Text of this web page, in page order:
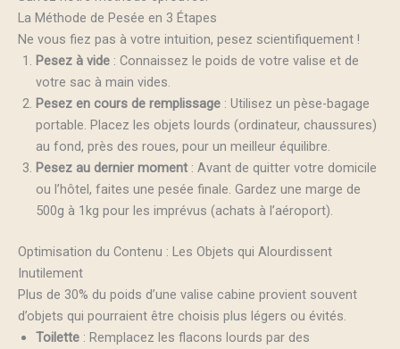
La Méthode de Pesée en 3 Étapes
Ne vous fiez pas à votre intuition, pesez scientifiquement !
Pesez à vide : Connaissez le poids de votre valise et de
votre sac à main vides.
Pesez en cours de remplissage : Utilisez un pèse-bagage
portable. Placez les objets lourds (ordinateur, chaussures)
au fond, près des roues, pour un meilleur équilibre.
Pesez au dernier moment : Avant de quitter votre domicile
ou l’hôtel, faites une pesée finale. Gardez une marge de
500g à 1kg pour les imprévus (achats à l’aéroport).
Optimisation du Contenu : Les Objets qui Alourdissent
Inutilement
Plus de 30% du poids d’une valise cabine provient souvent
d’objets qui pourraient être choisis plus légers ou évités.
Toilette : Remplacez les flacons lourds par des